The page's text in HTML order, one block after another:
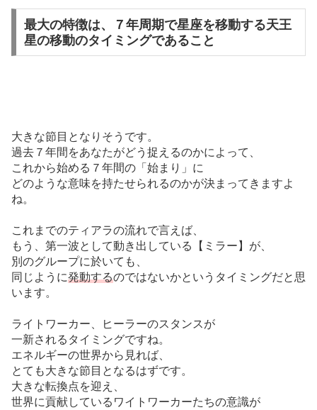
最大の特徴は、７年周期で星座を移動する天王
星の移動のタイミングであること
大きな節目となりそうです。
過去７年間をあなたがどう捉えるのかによって、
これから始める７年間の「始まり」に
どのような意味を持たせられるのかが決まってきますよ
ね。
これまでのティアラの流れで言えば、
もう、第一波として動き出している【ミラー】が、
別のグループに於いても、
同じように発動するのではないかというタイミングだと思
います。
ライトワーカー、ヒーラーのスタンスが
一新されるタイミングですね。
エネルギーの世界から見れば、
とても大きな節目となるはずです。
大きな転換点を迎え、
世界に貢献しているワイトワーカーたちの意識が